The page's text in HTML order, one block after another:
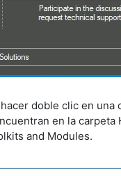
doble clic en
en la
and Modules.